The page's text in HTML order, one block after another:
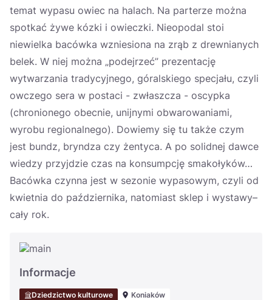
temat wypasu owiec na halach. Na parterze można
spotkać żywe kózki i owieczki. Nieopodal stoi
niewielka bacówka wzniesiona na zrąb z drewnianych
belek. W niej można „podejrzeć” prezentację
wytwarzania tradycyjnego, góralskiego specjału, czyli
owczego sera w postaci - zwłaszcza - oscypka
(chronionego obecnie, unijnymi obwarowaniami,
wyrobu regionalnego). Dowiemy się tu także czym
jest bundz, bryndza czy żentyca. A po solidnej dawce
wiedzy przyjdzie czas na konsumpcję smakołyków…
Bacówka czynna jest w sezonie wypasowym, czyli od
kwietnia do października, natomiast sklep i wystawy–
cały rok.
Informacje
Dziedzictwo kulturowe Koniaków